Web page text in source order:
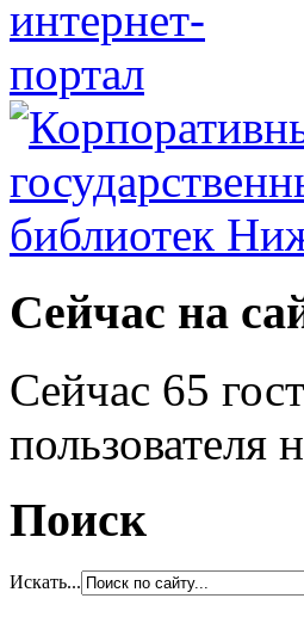
Сейчас на
Сейчас 65
пользователя
Поиск
Искать...